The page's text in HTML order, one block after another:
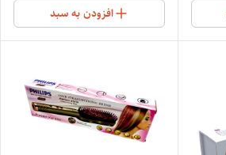
افزودن به سبد